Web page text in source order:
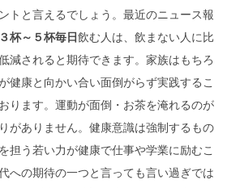
トと言えるでしょう。最近のニュース報
杯～５杯毎日飲む人は、飲まない人に比
減されると期待できます。家族はもちろ
健康と向かい合い面倒がらず実践するこ
ります。運動が面倒・お茶を淹れるのが
がありません。健康意識は強制するもの
担う若い力が健康で仕事や学業に励むこ
への期待の一つと言っても言い過ぎでは